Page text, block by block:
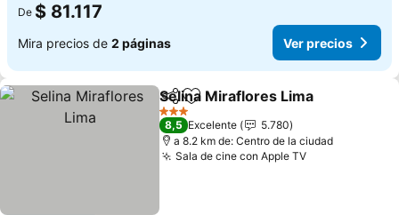
De $ 81.117
Mira precios de 2 páginas Ver precios
CompartirAgregar a favoritos
Selina Miraflores Lima
3 Estrellas
8,5 Excelente
5.780
a 8.2 km de: Centro de la ciudad
Sala de cine con Apple TVVer precios